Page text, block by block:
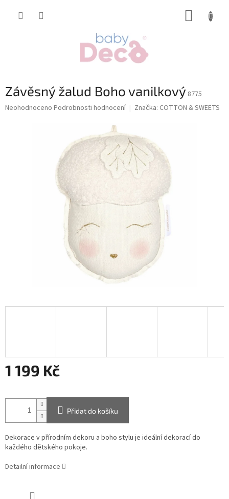
Závěsný žalud Boho vanilkový 8775
Průměrné
Neohodnoceno Podrobnosti hodnocení Značka: COTTON & SWEETS
1 199 Kč
cena:
Přidat do košíku
Dekorace v přírodním dekoru a boho stylu je ideální dekorací do
každého dětského pokoje.
Detailní informace